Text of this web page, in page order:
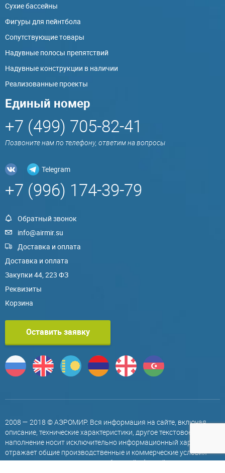
Сухие бассейны
Фигуры для пейнтбола
Сопутствующие товары
Надувные полосы препятствий
Надувные конструкции в наличии
Реализованные проекты
Единый номер
+7 (499) 705-82-41
Позвоните нам по телефону, ответим на вопросы
Telegram
+7 (996) 174-39-79
Обратный звонок
info@airmir.su
Доставка и оплата
Доставка и оплата
Закупки 44, 223 ФЗ
Реквизиты
Корзина
Оставить заявку
2008 — 2018 © АЭРОМИР. Вся информация на сайте, включая
описание, технические характеристики, другое текстовое
наполнение носит исключительно информационный характер,
отражает общие производственные и коммерческие условия
сотрудничества, не является публичной офертой, договором